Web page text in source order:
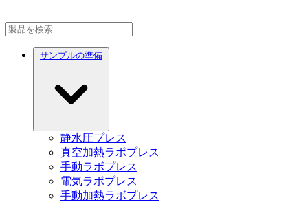
サンプルの準備
静水圧プレス
真空加熱ラボプレス
手動ラボプレス
電気ラボプレス
手動加熱ラボプレス